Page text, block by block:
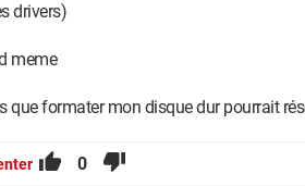
drivers)
meme
que formater mon disque dur pourrait
0